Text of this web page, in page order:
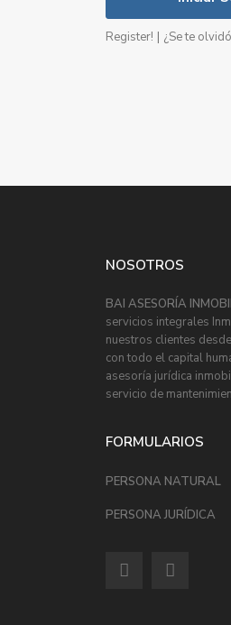
Register! | ¿Se te
NOSOTROS
BAI ASESORÍA
servicios integrales
nuestros clientes
con todo el capital
asesoría jurídica
servicio de
FORMULARIOS
PERSONA NATURAL
PERSONA JURÍDICA